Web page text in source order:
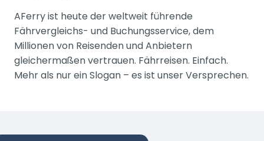
AFerry ist heute der weltweit führende
Fährvergleichs- und Buchungsservice, dem
Millionen von Reisenden und Anbietern
gleichermaßen vertrauen. Fährreisen. Einfach.
Mehr als nur ein Slogan – es ist unser Versprechen.